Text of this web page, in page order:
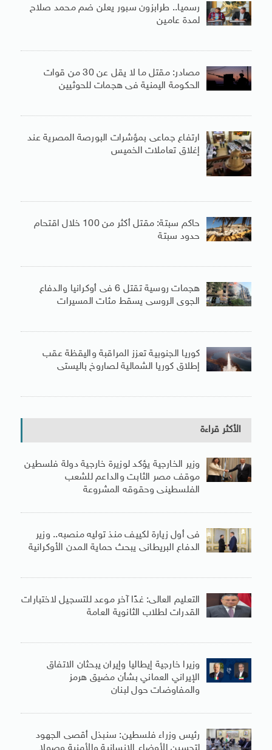
رسميا.. طرابزون سبور يعلن ضم محمد صلاح
لمدة عامين
مصادر: مقتل ما لا يقل عن 30 من قوات
الحكومة اليمنية فى هجمات للحوثيين
ارتفاع جماعى بمؤشرات البورصة المصرية عند
إغلاق تعاملات الخميس
حاكم سبتة: مقتل أكثر من 100 خلال اقتحام
حدود سبتة
هجمات روسية تقتل 6 فى أوكرانيا والدفاع
الجوى الروسى يسقط مئات المسيرات
كوريا الجنوبية تعزز المراقبة واليقظة عقب
إطلاق كوريا الشمالية لصاروخ باليستى
الأكثر قراءة
وزير الخارجية يؤكد لوزيرة خارجية دولة فلسطين
موقف مصر الثابت والداعم للشعب
الفلسطينى وحقوقه المشروعة
فى أول زيارة لكييف منذ توليه منصبه.. وزير
الدفاع البريطانى يبحث حماية المدن الأوكرانية
التعليم العالى: غدًا آخر موعد للتسجيل لاختبارات
القدرات لطلاب الثانوية العامة
وزيرا خارجية إيطاليا وإيران يبحثان الاتفاق
الإيراني العماني بشأن مضيق هرمز
والمفاوضات حول لبنان
رئيس وزراء فلسطين: سنبذل أقصى الجهود